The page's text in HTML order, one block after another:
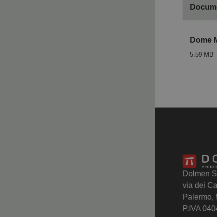
Dome
5.59 MB
Dolmen
via dei
Palermo,
P.IVA